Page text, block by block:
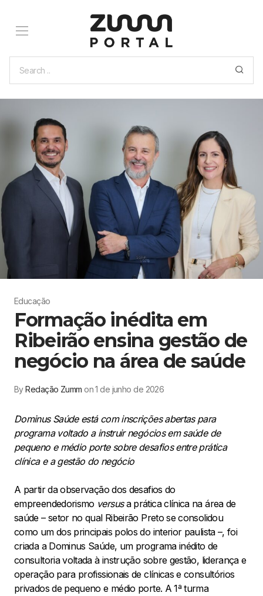
Educação
Formação inédita em
Ribeirão ensina gestão de
negócio na área de saúde
ByRedação Zumm on 1 de junho de 2026
Dominus Saúde está com inscrições abertas para
programa voltado a instruir negócios em saúde de
pequeno e médio porte sobre desafios entre prática
clínica e a gestão do negócio
A partir da observação dos desafios do
empreendedorismo versusa prática clínica na área de
saúde – setor no qual Ribeirão Preto se consolidou
como um dos principais polos do interior paulista –, foi
criada a Dominus Saúde, um programa inédito de
consultoria voltada à instrução sobre gestão, liderança e
operação para profissionais de clínicas e consultórios
privados de pequeno e médio porte. A 1ª turma